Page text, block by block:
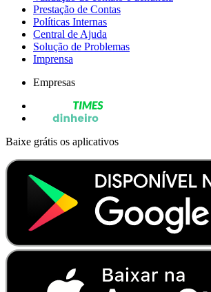
Prestação de Contas
Políticas Internas
Central de Ajuda
Solução de Problemas
Imprensa
Empresas
Baixe grátis os aplicativos